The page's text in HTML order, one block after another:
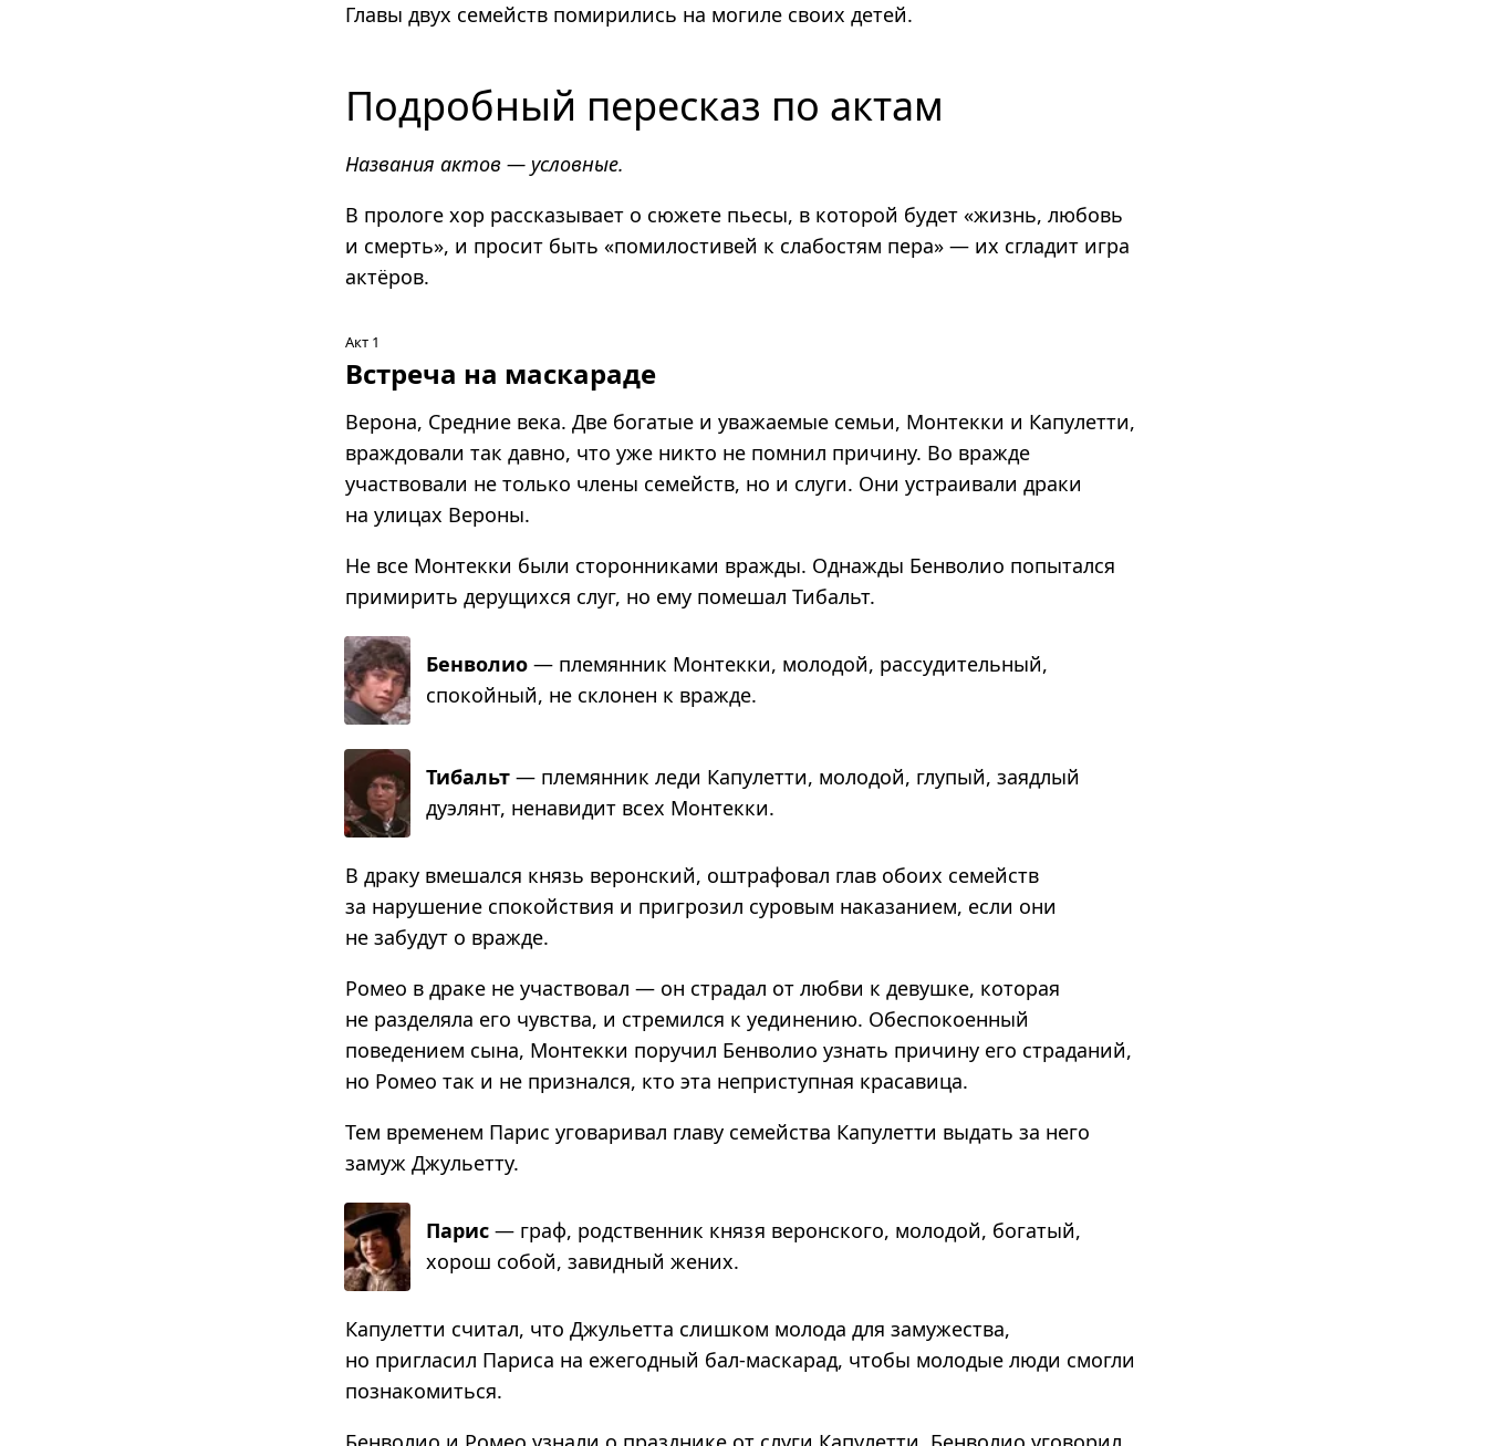
Главы двух семейств помирились на могиле своих детей.
Подробный пересказ по актам
Названия актов — условные.
В прологе хор рассказывает о сюжете пьесы, в которой будет «жизнь, любовь
и смерть», и просит быть «помилостивей к слабостям пера» — их сгладит игра
актёров.
Акт 1
Встреча на маскараде
Верона, Средние века. Две богатые и уважаемые семьи, Монтекки и Капулетти,
враждовали так давно, что уже никто не помнил причину. Во вражде
участвовали не только члены семейств, но и слуги. Они устраивали драки
на улицах Вероны.
Не все Монтекки были сторонниками вражды. Однажды Бенволио попытался
примирить дерущихся слуг, но ему помешал Тибальт.
Бенволио — пле­мян­ник Мон­текки, моло­дой, рас­су­ди­тель­ный,
спо­кой­ный, не скло­нен к вражде.
Тибальт — пле­мян­ник леди Капу­летти, моло­дой, глу­пый, заяд­лый
дуэ­лянт, нена­ви­дит всех Мон­текки.
В драку вмешался князь веронский, оштрафовал глав обоих семейств
за нарушение спокойствия и пригрозил суровым наказанием, если они
не забудут о вражде.
Ромео в драке не участвовал — он страдал от любви к девушке, которая
не разделяла его чувства, и стремился к уединению. Обеспокоенный
поведением сына, Монтекки поручил Бенволио узнать причину его страданий,
но Ромео так и не признался, кто эта неприступная красавица.
Тем временем Парис уговаривал главу семейства Капулетти выдать за него
замуж Джульетту.
Парис — граф, род­ствен­ник князя верон­ского, моло­дой, бога­тый,
хорош собой, завид­ный жених.
Капулетти считал, что Джульетта слишком молода для замужества,
но пригласил Париса на ежегодный бал-маскарад, чтобы молодые люди смогли
познакомиться.